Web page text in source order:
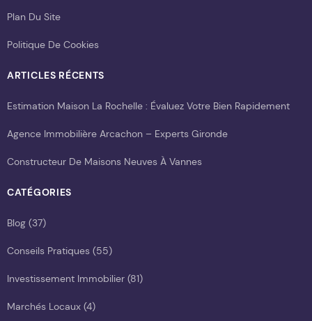
Plan Du Site
Politique De Cookies
ARTICLES RÉCENTS
Estimation Maison La Rochelle : Évaluez Votre Bien Rapidement
Agence Immobilière Arcachon – Experts Gironde
Constructeur De Maisons Neuves À Vannes
CATÉGORIES
Blog (37)
Conseils Pratiques (55)
Investissement Immobilier (81)
Marchés Locaux (4)